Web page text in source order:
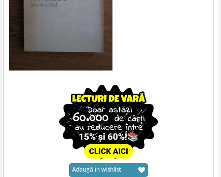
Adaugă în wishlist